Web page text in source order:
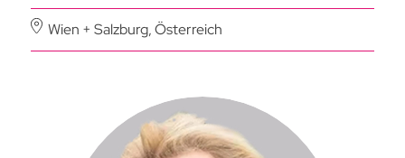
Wien + Salzburg, Österreich